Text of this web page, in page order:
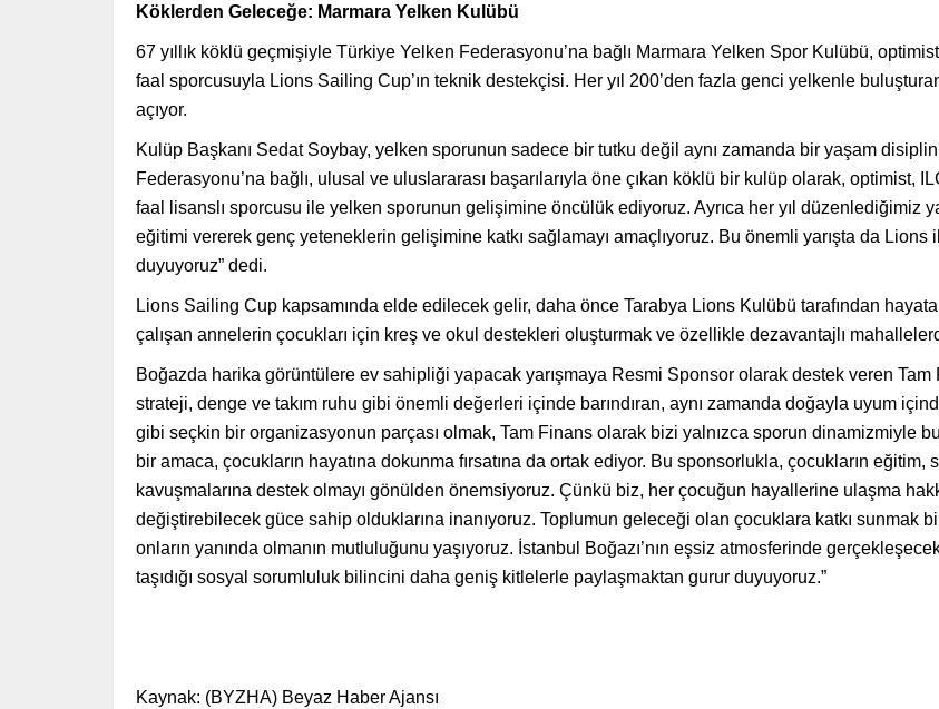
Köklerden Geleceğe: Marmara Yelken Kulübü
67 yıllık köklü geçmişiyle Türkiye Yelken Federasyonu’na bağlı Marmara Yelken Spor Kulübü,
faal sporcusuyla Lions Sailing Cup’ın teknik destekçisi. Her yıl 200’den fazla genci yelkenle
açıyor.
Kulüp Başkanı Sedat Soybay, yelken sporunun sadece bir tutku değil aynı zamanda bir yaşam
Federasyonu’na bağlı, ulusal ve uluslararası başarılarıyla öne çıkan köklü bir kulüp olarak, optimist,
faal lisanslı sporcusu ile yelken sporunun gelişimine öncülük ediyoruz. Ayrıca her yıl düzenlediğimiz
eğitimi vererek genç yeteneklerin gelişimine katkı sağlamayı amaçlıyoruz. Bu önemli yarışta da
duyuyoruz” dedi.
Lions Sailing Cup kapsamında elde edilecek gelir, daha önce Tarabya Lions Kulübü tarafından
çalışan annelerin çocukları için kreş ve okul destekleri oluşturmak ve özellikle dezavantajlı
Boğazda harika görüntülere ev sahipliği yapacak yarışmaya Resmi Sponsor olarak destek veren Tam
strateji, denge ve takım ruhu gibi önemli değerleri içinde barındıran, aynı zamanda doğayla uyum
gibi seçkin bir organizasyonun parçası olmak, Tam Finans olarak bizi yalnızca sporun dinamizmiyle
bir amaca, çocukların hayatına dokunma fırsatına da ortak ediyor. Bu sponsorlukla, çocukların
kavuşmalarına destek olmayı gönülden önemsiyoruz. Çünkü biz, her çocuğun hayallerine ulaşma
değiştirebilecek güce sahip olduklarına inanıyoruz. Toplumun geleceği olan çocuklara katkı sunmak
onların yanında olmanın mutluluğunu yaşıyoruz. İstanbul Boğazı’nın eşsiz atmosferinde
taşıdığı sosyal sorumluluk bilincini daha geniş kitlelerle paylaşmaktan gurur duyuyoruz.”
Kaynak: (BYZHA) Beyaz Haber Ajansı